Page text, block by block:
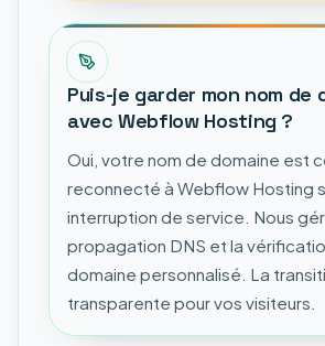
Puis-je garder mon nom de
avec Webflow Hosting ?
Oui, votre nom de domaine est
reconnecté à Webflow Hosting
interruption de service. Nous
propagation DNS et la
domaine personnalisé. La
transparente pour vos visiteurs.